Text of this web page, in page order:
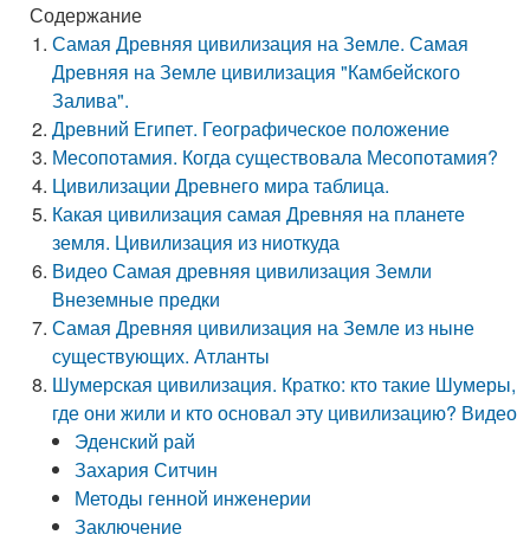
Содержание
Самая Древняя цивилизация на Земле. Самая
Древняя на Земле цивилизация "Камбейского
Залива".
Древний Египет. Географическое положение
Месопотамия. Когда существовала Месопотамия?
Цивилизации Древнего мира таблица.
Какая цивилизация самая Древняя на планете
земля. Цивилизация из ниоткуда
Видео Самая древняя цивилизация Земли
Внеземные предки
Самая Древняя цивилизация на Земле из ныне
существующих. Атланты
Шумерская цивилизация. Кратко: кто такие Шумеры,
где они жили и кто основал эту цивилизацию? Видео
Эденский рай
Захария Ситчин
Методы генной инженерии
Заключение